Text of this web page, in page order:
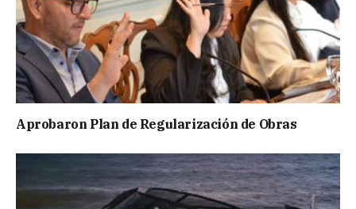
Aprobaron Plan de Regularización de Obras